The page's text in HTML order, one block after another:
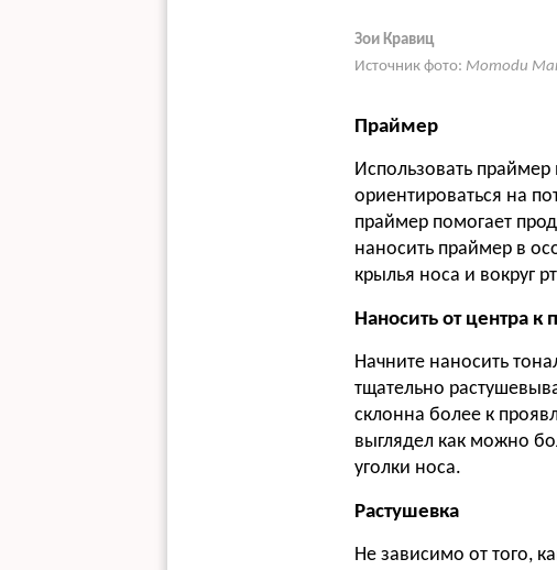
Зои Кравиц
Источник фото: Momodu
Праймер
Использовать
ориентироваться на
праймер помогает
наносить праймер в
крылья носа и вокруг
Наносить от центра
Начните наносить
тщательно
склонна более к
выглядел как можно
уголки носа.
Растушевка
Не зависимо от того,